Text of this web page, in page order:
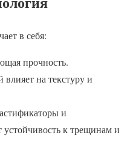
в себя:
прочность.
на текстуру и
и
к трещинам и